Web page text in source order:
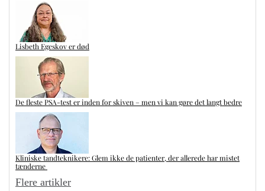
Lisbeth Egeskov er død
De fleste PSA-test er inden for skiven – men vi kan gøre det langt bedre
Kliniske tandteknikere: Glem ikke de patienter, der allerede har mistet
tænderne
Flere artikler